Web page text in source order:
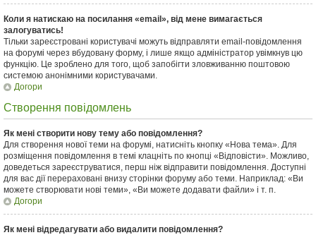
Коли я натискаю на посилання «email», від мене вимагається
залогуватись!
Тільки зареєстровані користувачі можуть відправляти email-повідомлення
на форумі через вбудовану форму, і лише якщо адміністратор увімкнув цю
функцію. Це зроблено для того, щоб запобігти зловживанню поштовою
системою анонімними користувачами.
Догори
Створення повідомлень
Як мені створити нову тему або повідомлення?
Для створення нової теми на форумі, натисніть кнопку «Нова тема». Для
розміщення повідомлення в темі клацніть по кнопці «Відповісти». Можливо,
доведеться зареєструватися, перш ніж відправити повідомлення. Доступні
для вас дії перераховані внизу сторінки форуму або теми. Наприклад: «Ви
можете створювати нові теми», «Ви можете додавати файли» і т. п.
Догори
Як мені відредагувати або видалити повідомлення?